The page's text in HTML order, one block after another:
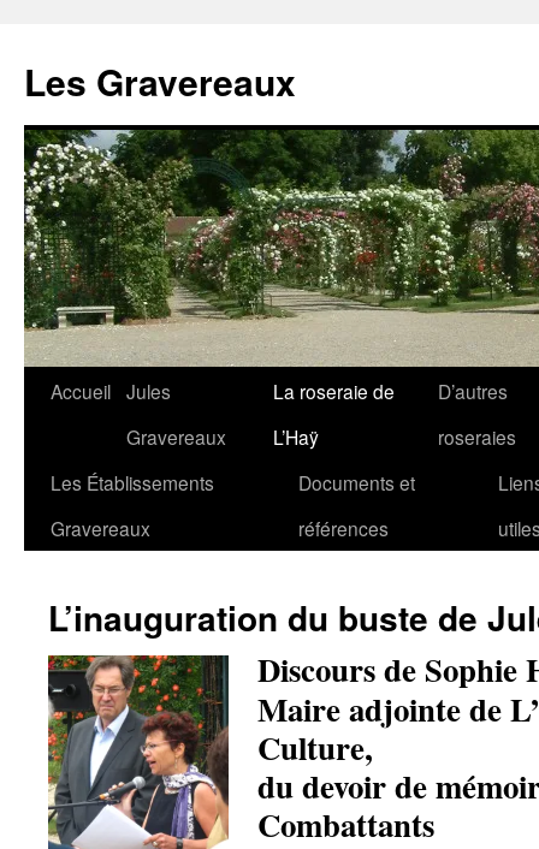
contenu
Les Gravereaux
Accueil Jules
Gravereaux
La roseraie de
L’Haÿ
D’autres
roseraies
Les Établissements
Gravereaux
Documents et
références
L’inauguration du buste de
Discours de Sophie
Maire adjointe de
Culture,
du devoir de
Combattants